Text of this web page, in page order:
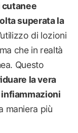
cutanee
superata la
di lozioni
che in realtà
Questo
la vera
infiammazioni
maniera più